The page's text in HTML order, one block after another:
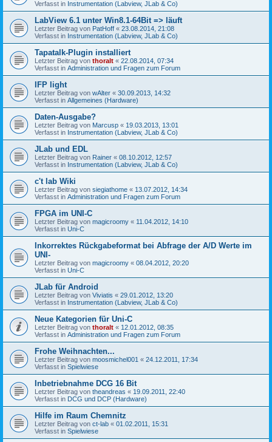
Verfasst in Instrumentation (Labview, JLab & Co)
LabView 6.1 unter Win8.1-64Bit => läuft
Letzter Beitrag von PatHoff « 23.08.2014, 21:08
Verfasst in Instrumentation (Labview, JLab & Co)
Tapatalk-Plugin installiert
Letzter Beitrag von thoralt « 22.08.2014, 07:34
Verfasst in Administration und Fragen zum Forum
IFP light
Letzter Beitrag von wAlter « 30.09.2013, 14:32
Verfasst in Allgemeines (Hardware)
Daten-Ausgabe?
Letzter Beitrag von Marcusp « 19.03.2013, 13:01
Verfasst in Instrumentation (Labview, JLab & Co)
JLab und EDL
Letzter Beitrag von Rainer « 08.10.2012, 12:57
Verfasst in Instrumentation (Labview, JLab & Co)
c't lab Wiki
Letzter Beitrag von siegiathome « 13.07.2012, 14:34
Verfasst in Administration und Fragen zum Forum
FPGA im UNI-C
Letzter Beitrag von magicroomy « 11.04.2012, 14:10
Verfasst in Uni-C
Inkorrektes Rückgabeformat bei Abfrage der A/D Werte im
UNI-
Letzter Beitrag von magicroomy « 08.04.2012, 20:20
Verfasst in Uni-C
JLab für Android
Letzter Beitrag von Viviatis « 29.01.2012, 13:20
Verfasst in Instrumentation (Labview, JLab & Co)
Neue Kategorien für Uni-C
Letzter Beitrag von thoralt « 12.01.2012, 08:35
Verfasst in Administration und Fragen zum Forum
Frohe Weihnachten...
Letzter Beitrag von moosmichel001 « 24.12.2011, 17:34
Verfasst in Spielwiese
Inbetriebnahme DCG 16 Bit
Letzter Beitrag von theandreas « 19.09.2011, 22:40
Verfasst in DCG und DCP (Hardware)
Hilfe im Raum Chemnitz
Letzter Beitrag von ct-lab « 01.02.2011, 15:31
Verfasst in Spielwiese